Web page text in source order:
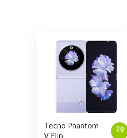
7.9
Tecno Phantom